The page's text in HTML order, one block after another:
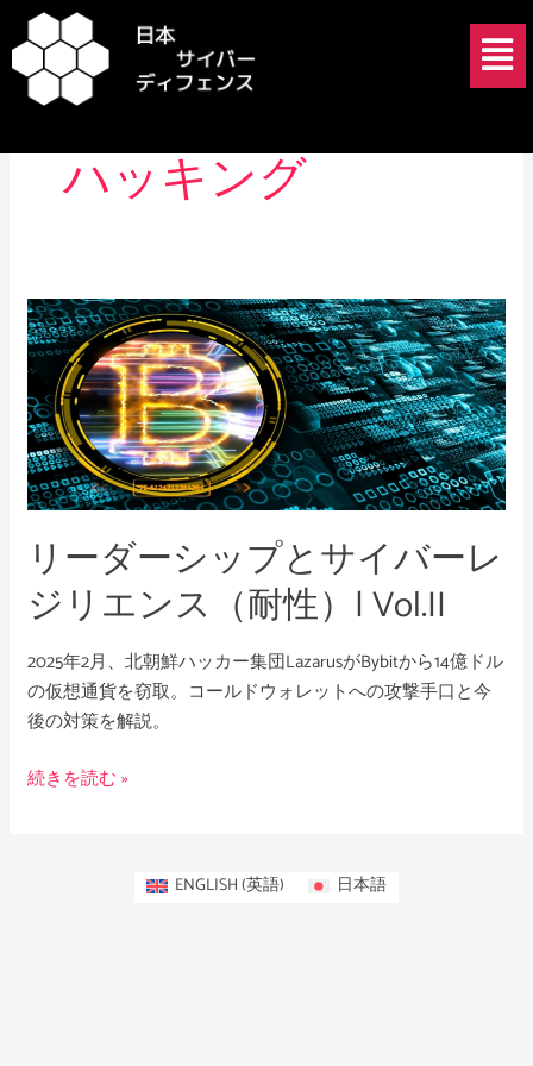
容
を
ッ
メ
ニ
ュ
北朝鮮国家による
ハッキング
リーダーシップとサイバーレ
ジリエンス（耐性）| Vol.II
2025年2月、北朝鮮ハッカー集団LazarusがBybitから14億ドル
の仮想通貨を窃取。コールドウォレットへの攻撃手口と今
後の対策を解説。
リ
ー
ダ
ー
シ
ッ
プ
と
サ
イ
バ
レ
ジ
リ
ン
続きを読む »
ENGLISH(英語) 日本語